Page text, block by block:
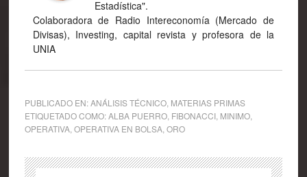
Estadística".
Colaboradora de Radio Intereconomía (Mercado de
Divisas), Investing, capital revista y profesora de la
UNIA
PUBLICADO EN:ANÁLISIS TÉCNICO, MATERIAS PRIMAS
ETIQUETADO COMO:ALBA PUERRO, FIBONACCI, MINIMO,
OPERATIVA, OPERATIVA EN BOLSA, ORO